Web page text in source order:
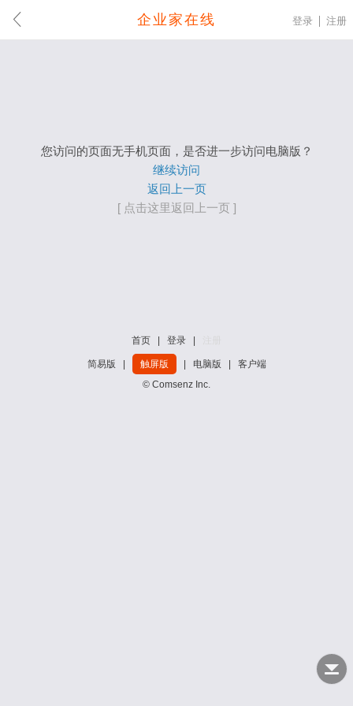
企业家在线 登录 注册
您访问的页面无手机页面，是否进一步访问电脑版？
继续访问
返回上一页
[ 点击这里返回上一页 ]
首页 登录
简易版 触屏版 电脑版
客户端
© Comsenz Inc.